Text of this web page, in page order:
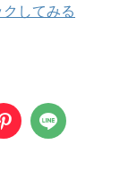
してみる